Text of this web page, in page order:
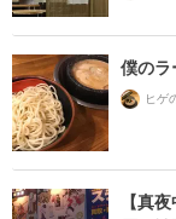
僕のラ
ヒゲ
【真